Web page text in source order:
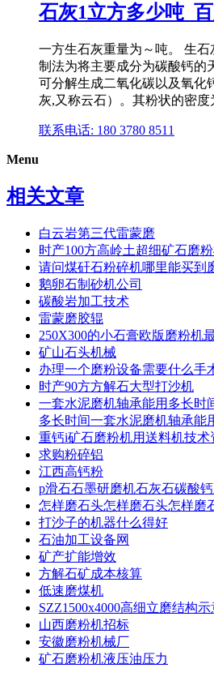
石灰1立方多少吨_
一方生石灰重量为～吨。 生
制法为将主要成分为碳酸钙的
可分解生成二氧化碳以及氧化
灰,又称云石）。其粉状的密度
联系电话: 180 3780 8511
Menu
相关文章
白云岩第三代雷蒙磨
时产100方高岭土超细矿石磨
请问煤矸石粉碎机哪里能买到
鹅卵石制砂机公司
碳酸岩加工技术
雷蒙磨胶辊
250X300的小石膏欧版磨粉机
矿山石头机械
办理一个磨粉设备需要什么手
时产90方方解石大型打沙机
一套水泥磨机轴承能用多长时
多长时间一套水泥磨机轴承能
重钙i矿石磨粉机用送料机技术
求购粉碎铝
江西高钙粉
p滑石石墨研磨机石灰石碳酸
怎样磨石头怎样磨石头怎样磨
打沙子的机器什么得好
石油加工设备网
矿产扩能增效
方解石矿成本核算
低速磨煤机
SZZ1500x4000高细立磨结构示
山西磨粉机招标
安徽磨粉机械厂
矿石磨粉机液压油压力